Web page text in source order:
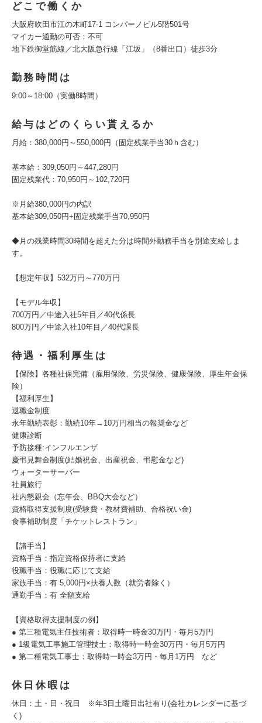
どこで働くか
大阪府吹田市江の木町17-1 コンパーノビル5階501号
マイカー通勤の可否：不可
地下鉄御堂筋線／北大阪急行線「江坂」（8番出口）徒歩3分
勤務時間は
9:00～18:00（実働8時間）
給与はどのくらい貰えるか
月給：380,000円～550,000円（固定残業手当30ｈ含む）
基本給：309,050円～447,280円
固定残業代：70,950円～102,720円
※月給380,000円の内訳
基本給309,050円+固定残業手当70,950円
◆月の残業時間30時間を超えた分は時間外勤務手当を別途支給しま
す。
【想定年収】532万円～770万円
【モデル年収】
700万円／中途入社5年目／40代係長
800万円／中途入社10年目／40代課長
待遇・福利厚生は
【保険】各種社保完備（雇用保険、労災保険、健康保険、厚生年金保
険）
【福利厚生】
退職金制度
永年勤続表彰：勤続10年→10万円相当の報奨金など
健康診断
予防接種:インフルエンザ
慶弔見舞金制度(結婚祝金、出産祝金、弔慰金など)
ウォーターサーバー
社員旅行
社内懇親会（忘年会、BBQ大会など）
資格取得支援制度(受験費・教材費補助、合格祝い金)
食事補助制度「チケットレストラン」
【諸手当】
資格手当：指定資格保持者に支給
役職手当：役職に応じて支給
家族手当：有 5,000円×扶養人数（就労者除く）
通勤手当：有 全額支給
【資格取得支援制度の例】
● 第三種電気主任技術者：取得時一時金30万円・毎月5万円
● 1級電気工事施工管理技士：取得時一時金30万円・毎月5万円
● 第二種電気工事士：取得時一時金3万円・毎月1万円 など
休日休暇は
休日：土・日・祝日 ※年3日土曜日出社有り(会社カレンダーに基づ
く)